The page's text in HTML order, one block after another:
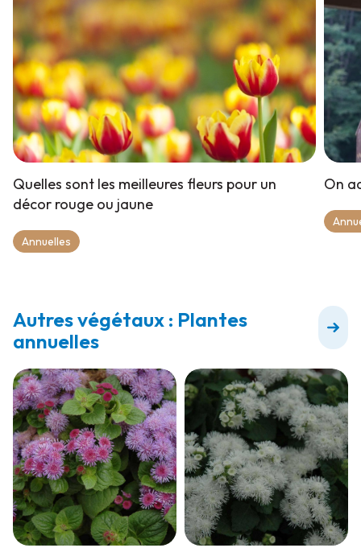
Quelles sont les meilleures fleurs pour un
décor rouge ou jaune
Annuelles
On
Autres végétaux : Plantes
annuelles